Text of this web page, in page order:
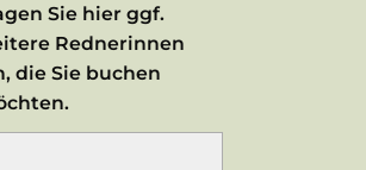
Sie hier ggf.
Rednerinnen
die Sie buchen